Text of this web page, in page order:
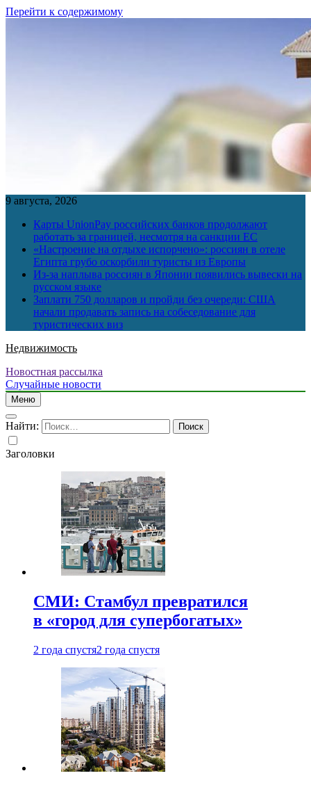
Перейти к содержимому
9 августа, 2026
Карты UnionPay российских банков продолжают
работать за границей, несмотря на санкции ЕС
«Настроение на отдыхе испорчено»: россиян в отеле
Египта грубо оскорбили туристы из Европы
Из-за наплыва россиян в Японии появились вывески на
русском языке
Заплати 750 долларов и пройди без очереди: США
начали продавать запись на собеседование для
туристических виз
Недвижимость
Новостная рассылка
Случайные новости
Меню
Найти:
Заголовки
СМИ: Стамбул превратился
в «город для супербогатых»
2 года спустя2 года спустя